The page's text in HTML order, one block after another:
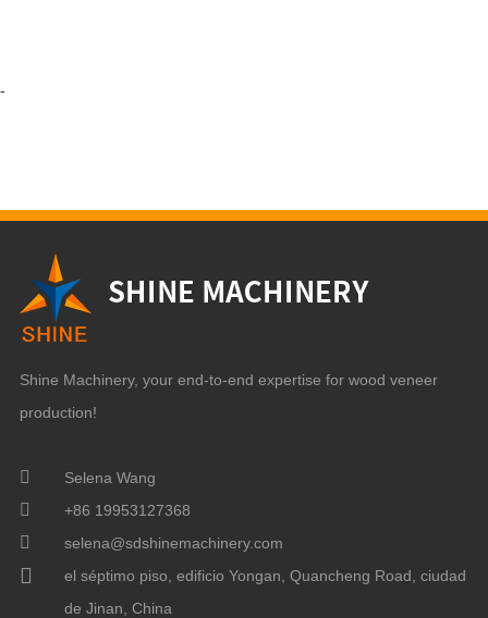
-
Shine Machinery, your end-to-end expertise for wood veneer
production!
Selena Wang
+86 19953127368
selena@sdshinemachinery.com
el séptimo piso, edificio Yongan, Quancheng Road, ciudad
de Jinan, China